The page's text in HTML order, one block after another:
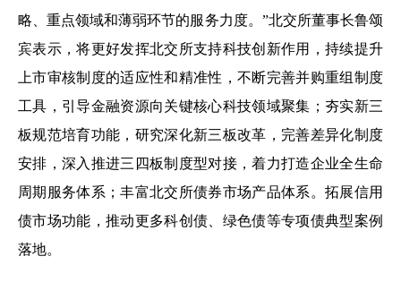
略、重点领域和薄弱环节的服务力度。”北交所董事长鲁颂
宾表示，将更好发挥北交所支持科技创新作用，持续提升
上市审核制度的适应性和精准性，不断完善并购重组制度
工具，引导金融资源向关键核心科技领域聚集；夯实新三
板规范培育功能，研究深化新三板改革，完善差异化制度
安排，深入推进三四板制度型对接，着力打造企业全生命
周期服务体系；丰富北交所债券市场产品体系。拓展信用
债市场功能，推动更多科创债、绿色债等专项债典型案例
落地。